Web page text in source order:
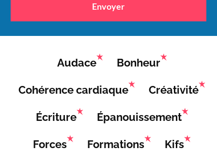
Envoyer
Audace Bonheur
Cohérence cardiaque Créativité
Écriture Épanouissement
Forces Formations Kifs